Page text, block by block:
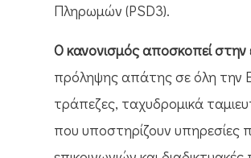
Πληρωμών (PSD3).
Ο κανονισμός αποσκοπεί
πρόληψης απάτης σε όλη την
τράπεζες, ταχυδρομικά
που υποστηρίζουν υπηρεσίες